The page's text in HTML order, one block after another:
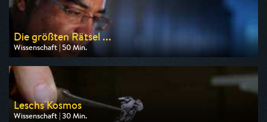
Die größten Rätsel ...
Wissenschaft | 50 Min.
Ausgestrahlt von ARD alpha
am 11.08.2026, 20:15
Leschs Kosmos
Wissenschaft | 30 Min.